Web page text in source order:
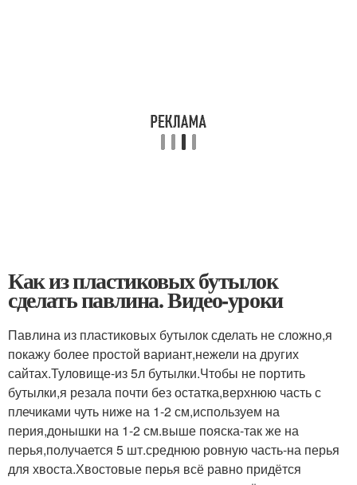
Как из пластиковых бутылок
сделать павлина. Видео-уроки
Павлина из пластиковых бутылок сделать не сложно,я
покажу более простой вариант,нежели на других
сайтах.Туловище-из 5л бутылки.Чтобы не портить
бутылки,я резала почти без остатка,верхнюю часть с
плечиками чуть ниже на 1-2 см,используем на
перия,донышки на 1-2 см.выше пояска-так же на
перья,получается 5 шт.среднюю ровную часть-на перья
для хвоста.Хвостовые перья всё равно придётся